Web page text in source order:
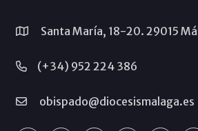
Santa María, 18-20. 29015
(+34) 952 224 386
obispado@diocesismalaga.es